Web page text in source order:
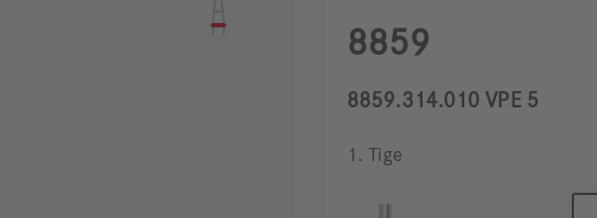
8859
8859.314.010 VPE 5
1. Tige